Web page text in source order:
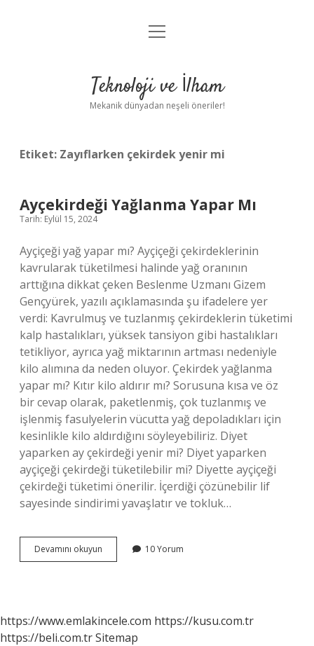
Anasayfa
Yasal Uyarı
menüyü
Teknoloji ve İlham
Mekanik dünyadan neşeli öneriler!
Etiket: Zayıflarken çekirdek yenir mi
Ayçekirdeği Yağlanma Yapar Mı
Tarih: Eylül 15, 2024
Ayçiçeği yağ yapar mı? Ayçiçeği çekirdeklerinin
kavrularak tüketilmesi halinde yağ oranının
arttığına dikkat çeken Beslenme Uzmanı Gizem
Gençyürek, yazılı açıklamasında şu ifadelere yer
verdi: Kavrulmuş ve tuzlanmış çekirdeklerin tüketimi
kalp hastalıkları, yüksek tansiyon gibi hastalıkları
tetikliyor, ayrıca yağ miktarının artması nedeniyle
kilo alımına da neden oluyor. Çekirdek yağlanma
yapar mı? Kıtır kilo aldırır mı? Sorusuna kısa ve öz
bir cevap olarak, paketlenmiş, çok tuzlanmış ve
işlenmiş fasulyelerin vücutta yağ depoladıkları için
kesinlikle kilo aldırdığını söyleyebiliriz. Diyet
yaparken ay çekirdeği yenir mi? Diyet yaparken
ayçiçeği çekirdeği tüketilebilir mi? Diyette ayçiçeği
çekirdeği tüketimi önerilir. İçerdiği çözünebilir lif
sayesinde sindirimi yavaşlatır ve tokluk…
Devamını okuyun Ayçekirdeği
Yağlanma
10 Yorum
https://www.emlakincele.com https://kusu.com.tr
https://beli.com.trSitemap